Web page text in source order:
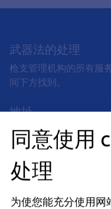
武器法的处理
枪支管理机构的所有服
间下方找到。
地址
Rathausplatz 1
91052Erlangen
开放时间
现已关闭
同意使用
处理
为使您能充分使用网